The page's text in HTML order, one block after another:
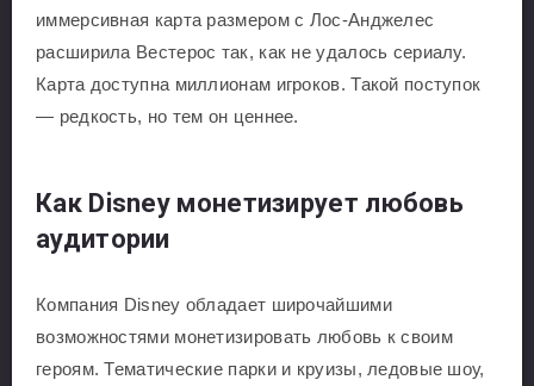
иммерсивная карта размером с Лос-Анджелес
расширила Вестерос так, как не удалось сериалу.
Карта доступна миллионам игроков. Такой поступок
— редкость, но тем он ценнее.
Как Disney монетизирует любовь
аудитории
Компания Disney обладает широчайшими
возможностями монетизировать любовь к своим
героям. Тематические парки и круизы, ледовые шоу,